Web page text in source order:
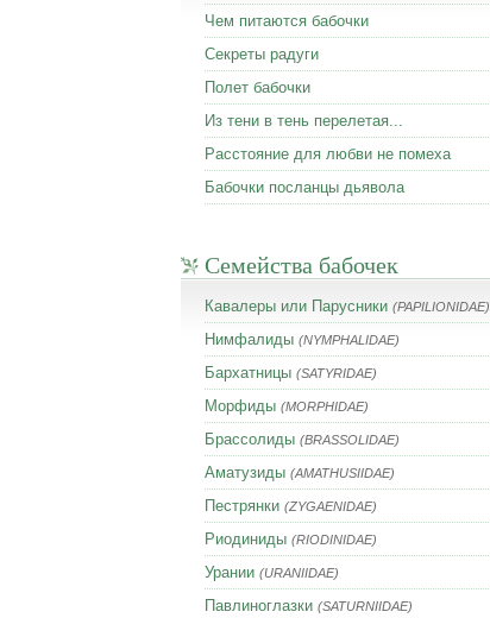
Чем питаются бабочки
Секреты радуги
Полет бабочки
Из тени в тень перелетая...
Расстояние для любви не помеха
Бабочки посланцы дьявола
Семейства бабочек
Кавалеры или Парусники (PAPILIONIDAE)
Нимфалиды (NYMPHALIDAE)
Бархатницы (SATYRIDAE)
Морфиды (MORPHIDAE)
Брассолиды (BRASSOLIDAE)
Аматузиды (AMATHUSIIDAE)
Пестрянки (ZYGAENIDAE)
Риодиниды (RIODINIDAE)
Урании (URANIIDAE)
Павлиноглазки (SATURNIIDAE)